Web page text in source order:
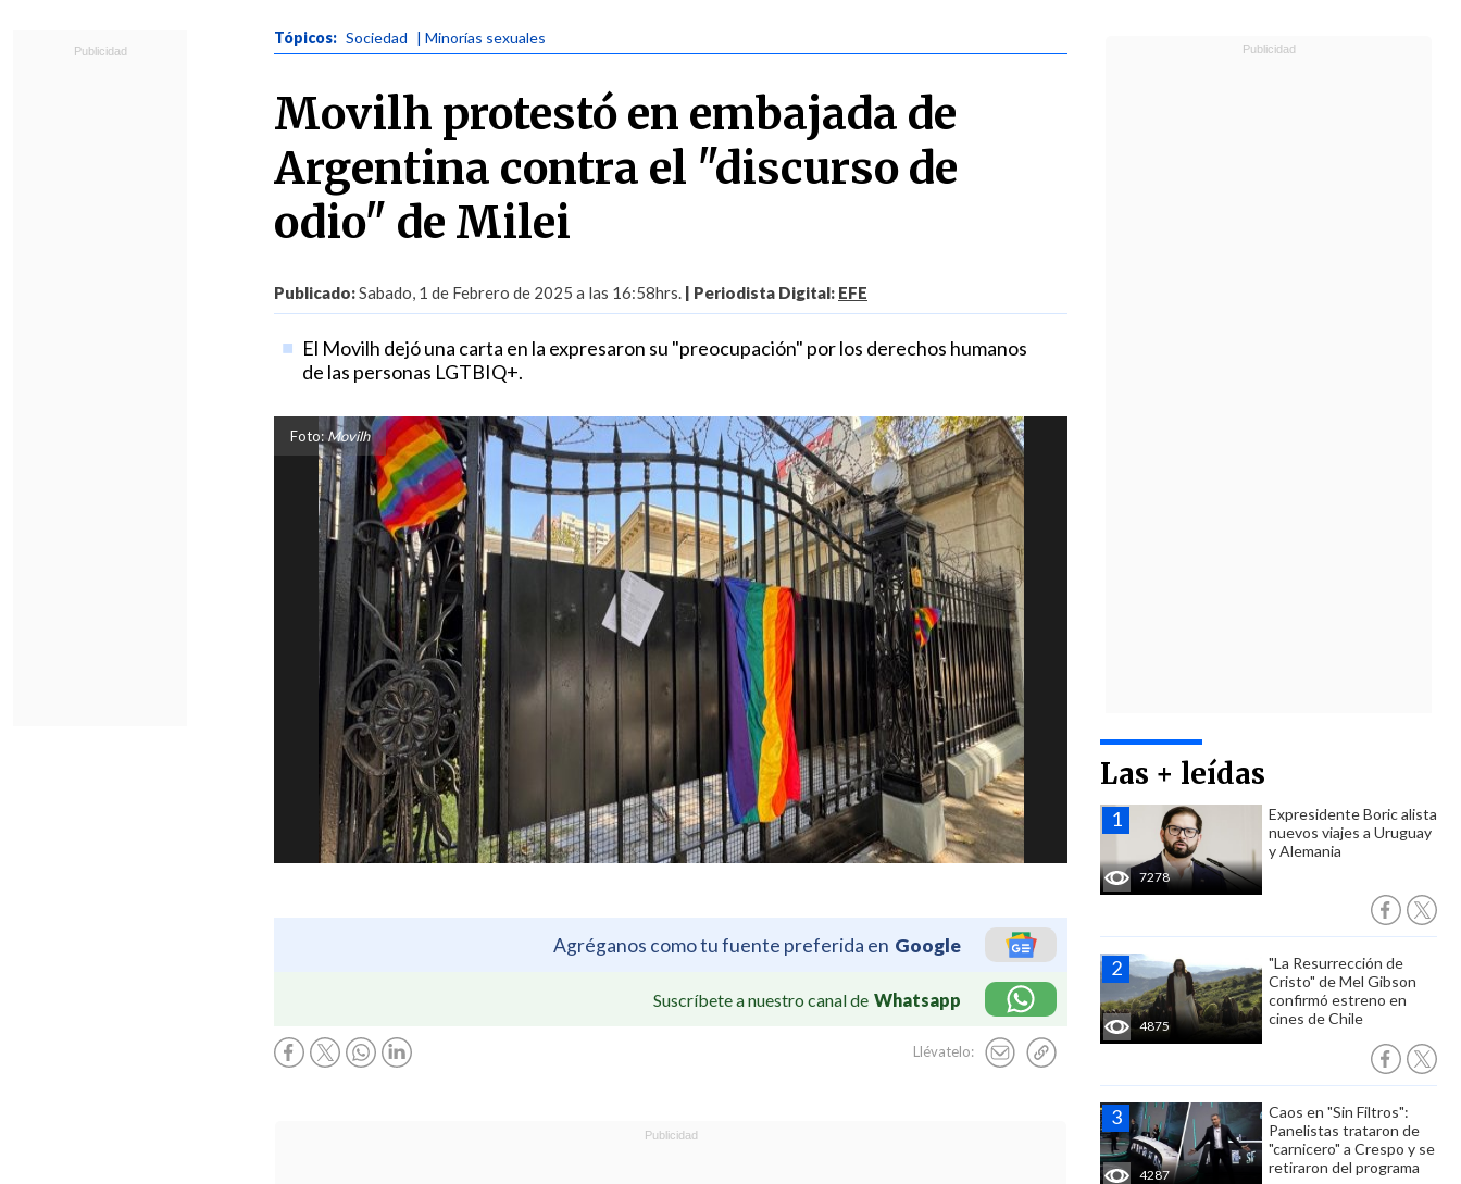
Tópicos: Sociedad | Minorías sexuales
Movilh protestó en embajada de
Argentina contra el "discurso de
odio" de Milei
Publicado:Sabado, 1 de Febrero de 2025 a las 16:58hrs. | Periodista Digital: EFE
El Movilh dejó una carta en la expresaron su "preocupación" por los derechos humanos
de las personas LGTBIQ+.
Foto: Movilh
Agréganos como tu fuente preferida en Google
Suscríbete a nuestro canal de Whatsapp
Llévatelo:
Las + leídas
7278
Expresidente Boric alista
nuevos viajes a Uruguay
y Alemania
4875
"La Resurrección de
Cristo" de Mel Gibson
confirmó estreno en
cines de Chile
4287
Caos en "Sin Filtros":
Panelistas trataron de
"carnicero" a Crespo y se
retiraron del programa